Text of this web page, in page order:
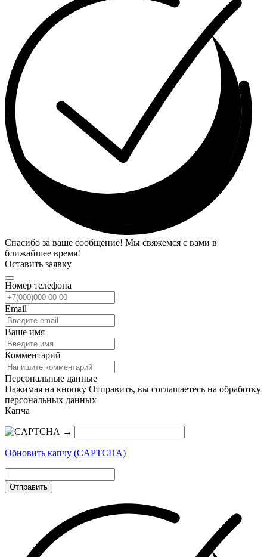
Спасибо за ваше сообщение! Мы свяжемся с вами в
ближайшее время!
Оставить заявку
Номер телефона
Email
Ваше имя
Комментарий
Персональные данные
Нажимая на кнопку Отправить, вы соглашаетесь на обработку
персональных данных
Капча
→
Обновить капчу (CAPTCHA)
Отправить